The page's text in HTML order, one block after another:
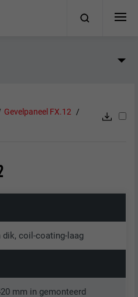
Gevelpaneel FX.12
dik, coil-coating-laag
mm in gemonteerd